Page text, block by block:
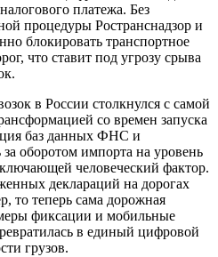
платежа. Без
процедуры Ространснадзор и
блокировать транспортное
что ставит под угрозу срыва
в России столкнулся с самой
со времен запуска
баз данных ФНС и
оборотом импорта на уровень
человеческий фактор.
деклараций на дорогах
то теперь сама дорожная
фиксации и мобильные
в единый цифровой
грузов.